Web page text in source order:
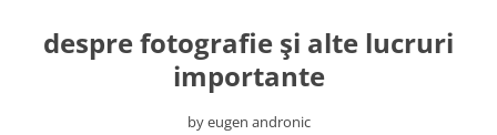
despre fotografie şi alte lucruri
importante
by eugen andronic